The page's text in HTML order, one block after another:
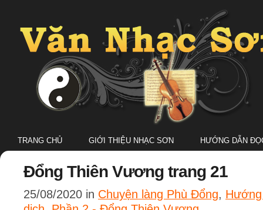
TRANG CHỦ GIỚI THIỆU NHẠC SƠN HƯỚNG DẪN
Đổng Thiên Vương trang 21
25/08/2020 in Chuyện làng Phù Đổng,